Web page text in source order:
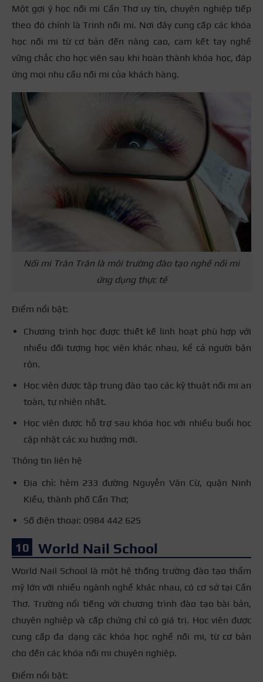
Một gợi ý học nối mi Cần Thơ uy tín, chuyên nghiệp tiếp
theo đó chính là Trinh nối mi. Nơi đây cung cấp các khóa
học nối mi từ cơ bản đến nâng cao, cam kết tay nghề
vững chắc cho học viên sau khi hoàn thành khóa học, đáp
ứng mọi nhu cầu nối mi của khách hàng.
Nối mi Trân Trân là môi trường đào tạo nghề nối mi
ứng dụng thực tế
Điểm nổi bật:
Chương trình học được thiết kế linh hoạt phù hợp với
nhiều đối tượng học viên khác nhau, kể cả người bận
rộn.
Học viên được tập trung đào tạo các kỹ thuật nối mi an
toàn, tự nhiên nhất.
Học viên được hỗ trợ sau khóa học với nhiều buổi học
cập nhật các xu hướng mới.
Thông tin liên hệ
Địa chỉ: hẻm 233 đường Nguyễn Văn Cừ, quận Ninh
Kiều, thành phố Cần Thơ;
Số điện thoại: 0984 442 625
World Nail School
World Nail School là một hệ thống trường đào tạo thẩm
mỹ lớn với nhiều ngành nghề khác nhau, có cơ sở tại Cần
Thơ. Trường nổi tiếng với chương trình đào tạo bài bản,
chuyên nghiệp và cấp chứng chỉ có giá trị. Học viên được
cung cấp đa dạng các khóa học nghề nối mi, từ cơ bản
cho đến các khóa nối mi chuyên nghiệp.
Điểm nổi bật: